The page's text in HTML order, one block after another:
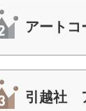
アート
引越社